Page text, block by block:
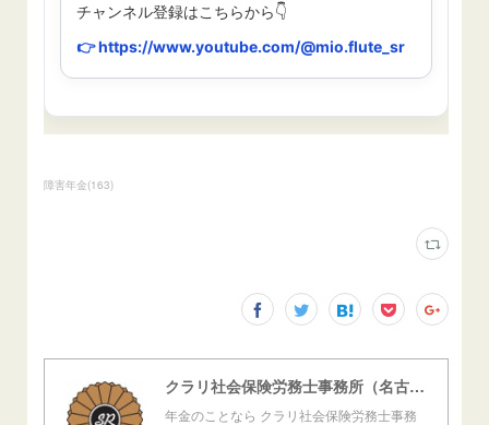
障害年金(163)
クラリ社会保険労務士事務所（名古屋西障害年金センター）
年金のことなら クラリ社会保険労務士事務